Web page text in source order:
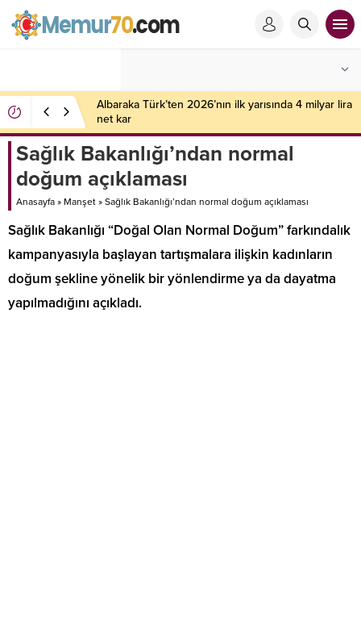
Kadavradan nakille sağlığına kavuşan kadın, 15 yıllık
diyalizden kurtuldu
Sağlık Bakanlığı’ndan normal
doğum açıklaması
Anasayfa » Manşet » Sağlık Bakanlığı’ndan normal doğum açıklaması
Sağlık Bakanlığı “Doğal Olan Normal Doğum” farkındalık
kampanyasıyla başlayan tartışmalara ilişkin kadınların
doğum şekline yönelik bir yönlendirme ya da dayatma
yapılmadığını açıkladı.